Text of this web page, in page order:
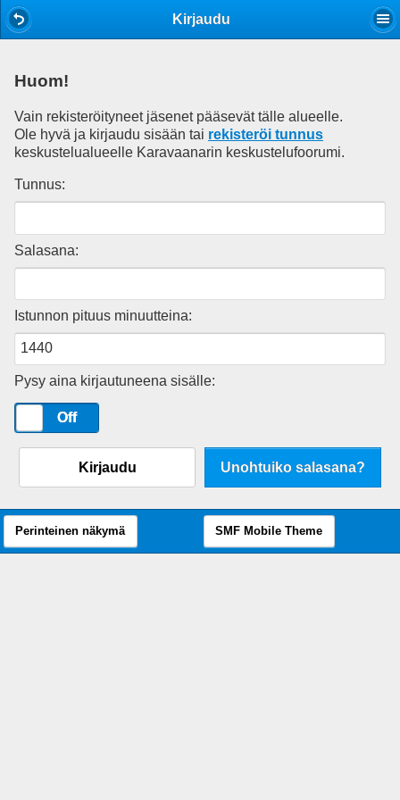
Kirjaudu
Huom!
Vain rekisteröityneet jäsenet pääsevät tälle alueelle.
Ole hyvä ja kirjaudu sisään tai rekisteröi tunnus
keskustelualueelle Karavaanarin keskustelufoorumi.
Tunnus:
Salasana:
Istunnon pituus minuutteina:
Pysy aina kirjautuneena sisälle:
Off
Kirjaudu Unohtuiko salasana?
Perinteinen näkymä SMF Mobile Theme